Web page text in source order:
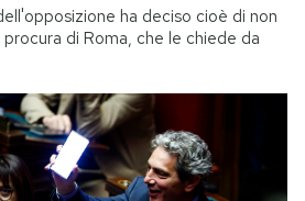
ha deciso cioè di non
di Roma, che le chiede da